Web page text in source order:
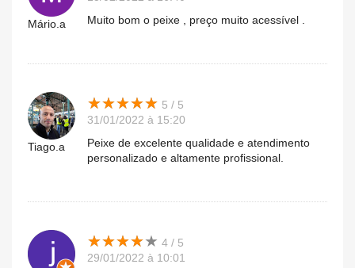
Mário.a
Muito bom o peixe , preço muito acessível .
Tiago.a
★★★★★
★★★★★ 5 / 5
31/01/2022 à 15:20
Peixe de excelente qualidade e atendimento
personalizado e altamente profissional.
★★★★★
★★★★★ 4 / 5
29/01/2022 à 10:01